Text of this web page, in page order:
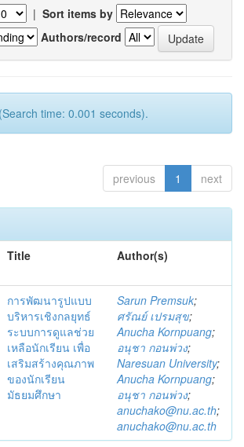
| Sort items by
Authors/record
time: 0.001 seconds).
previous 1 next
Title Author(s)
การพัฒนารูปแบบ
บริหารเชิงกลยุทธ์
ระบบการดูแลช่วย
เหลือนักเรียน เพื่อ
เสริมสร้างคุณภาพ
ของนักเรียน
มัธยมศึกษา
Sarun Premsuk;
ศรัณย์ เปรมสุข;
Anucha Kornpuang;
อนุชา กอนพ่วง;
Naresuan University;
Anucha Kornpuang;
อนุชา กอนพ่วง;
anuchako@nu.ac.th;
anuchako@nu.ac.th